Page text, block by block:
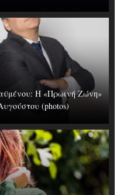
Η «Πρωινή Ζώνη»
(photos)